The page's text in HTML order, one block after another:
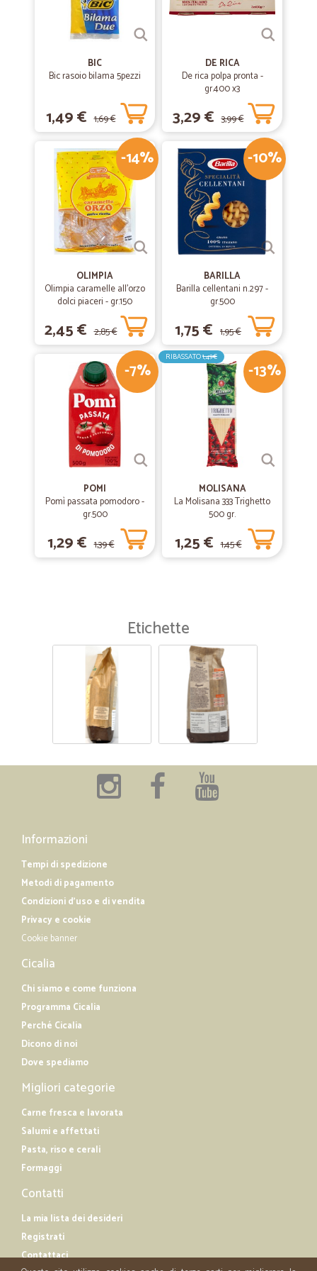
BIC
Bic rasoio bilama 5pezzi
1,49 € 1,69 €
DE RICA
De rica polpa pronta -
gr.400 x3
3,29 € 3,99 €
-14%
OLIMPIA
Olimpia caramelle all'orzo
dolci piaceri - gr.150
2,45 € 2,85 €
-10%
BARILLA
Barilla cellentani n.297 -
gr.500
1,75 € 1,95 €
-7%
POMI
Pomì passata pomodoro -
gr.500
1,29 € 1,39 €
-13%
RIBASSATO1,49€
MOLISANA
La Molisana 333 Trighetto
500 gr.
1,25 € 1,45 €
Etichette
Informazioni
Tempi di spedizione
Metodi di pagamento
Condizioni d'uso e di vendita
Privacy e cookie
Cookie banner
Cicalia
Chi siamo e come funziona
Programma Cicalia
Perché Cicalia
Dicono di noi
Dove spediamo
Migliori categorie
Carne fresca e lavorata
Salumi e affettati
Pasta, riso e cerali
Formaggi
Contatti
La mia lista dei desideri
Registrati
Contattaci